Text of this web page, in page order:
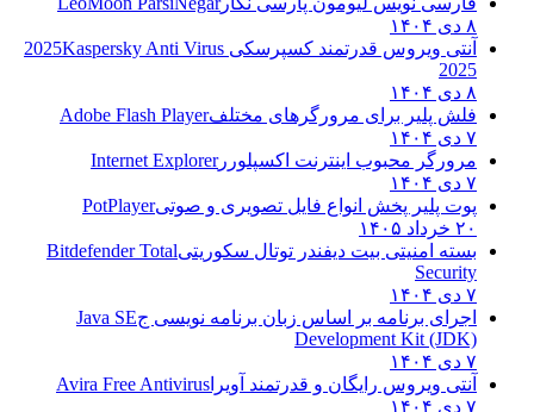
۸ دی ۱۴۰۴
آنتی ویروس قدرتمند کسپرسکی 2025 Kaspersky Anti Virus
2025
۸ دی ۱۴۰۴
فلش پلیر برای مرورگرهای مختلفAdobe Flash Player
۷ دی ۱۴۰۴
مرورگر محبوب اینترنت اکسپلوررInternet Explorer
۷ دی ۱۴۰۴
پوت پلیر پخش انواع فایل تصویری و صوتیPotPlayer
۲۰ خرداد ۱۴۰۵
بسته امنیتی بیت دیفندر توتال سکوریتیBitdefender Total
Security
۷ دی ۱۴۰۴
اجرای برنامه بر اساس زبان برنامه نویسی جJava SE
Development Kit (JDK)
۷ دی ۱۴۰۴
آنتی ویروس رایگان و قدرتمند آویرا Avira Free Antivirus
۷ دی ۱۴۰۴